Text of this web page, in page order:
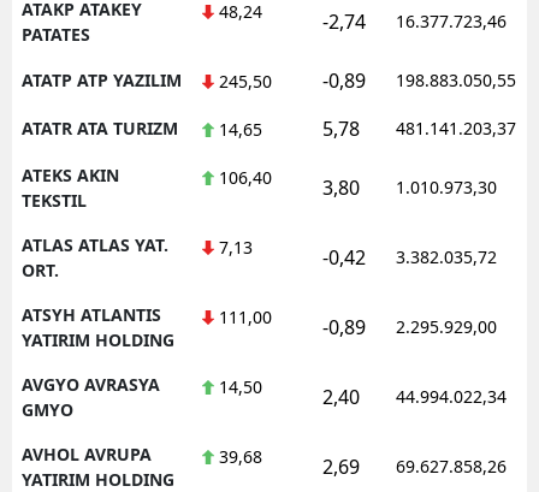
ATAKP ATAKEY
PATATES
48,24 -2,74 16.377.723,46
ATATP ATP YAZILIM 245,50 -0,89 198.883.050,55
ATATR ATA TURIZM 14,65 5,78 481.141.203,37
ATEKS AKIN
TEKSTIL
106,40 3,80 1.010.973,30
ATLAS ATLAS YAT.
ORT.
7,13 -0,42 3.382.035,72
ATSYH ATLANTIS
YATIRIM HOLDING
111,00 -0,89 2.295.929,00
AVGYO AVRASYA
GMYO
14,50 2,40 44.994.022,34
AVHOL AVRUPA
YATIRIM HOLDING
39,68 2,69 69.627.858,26